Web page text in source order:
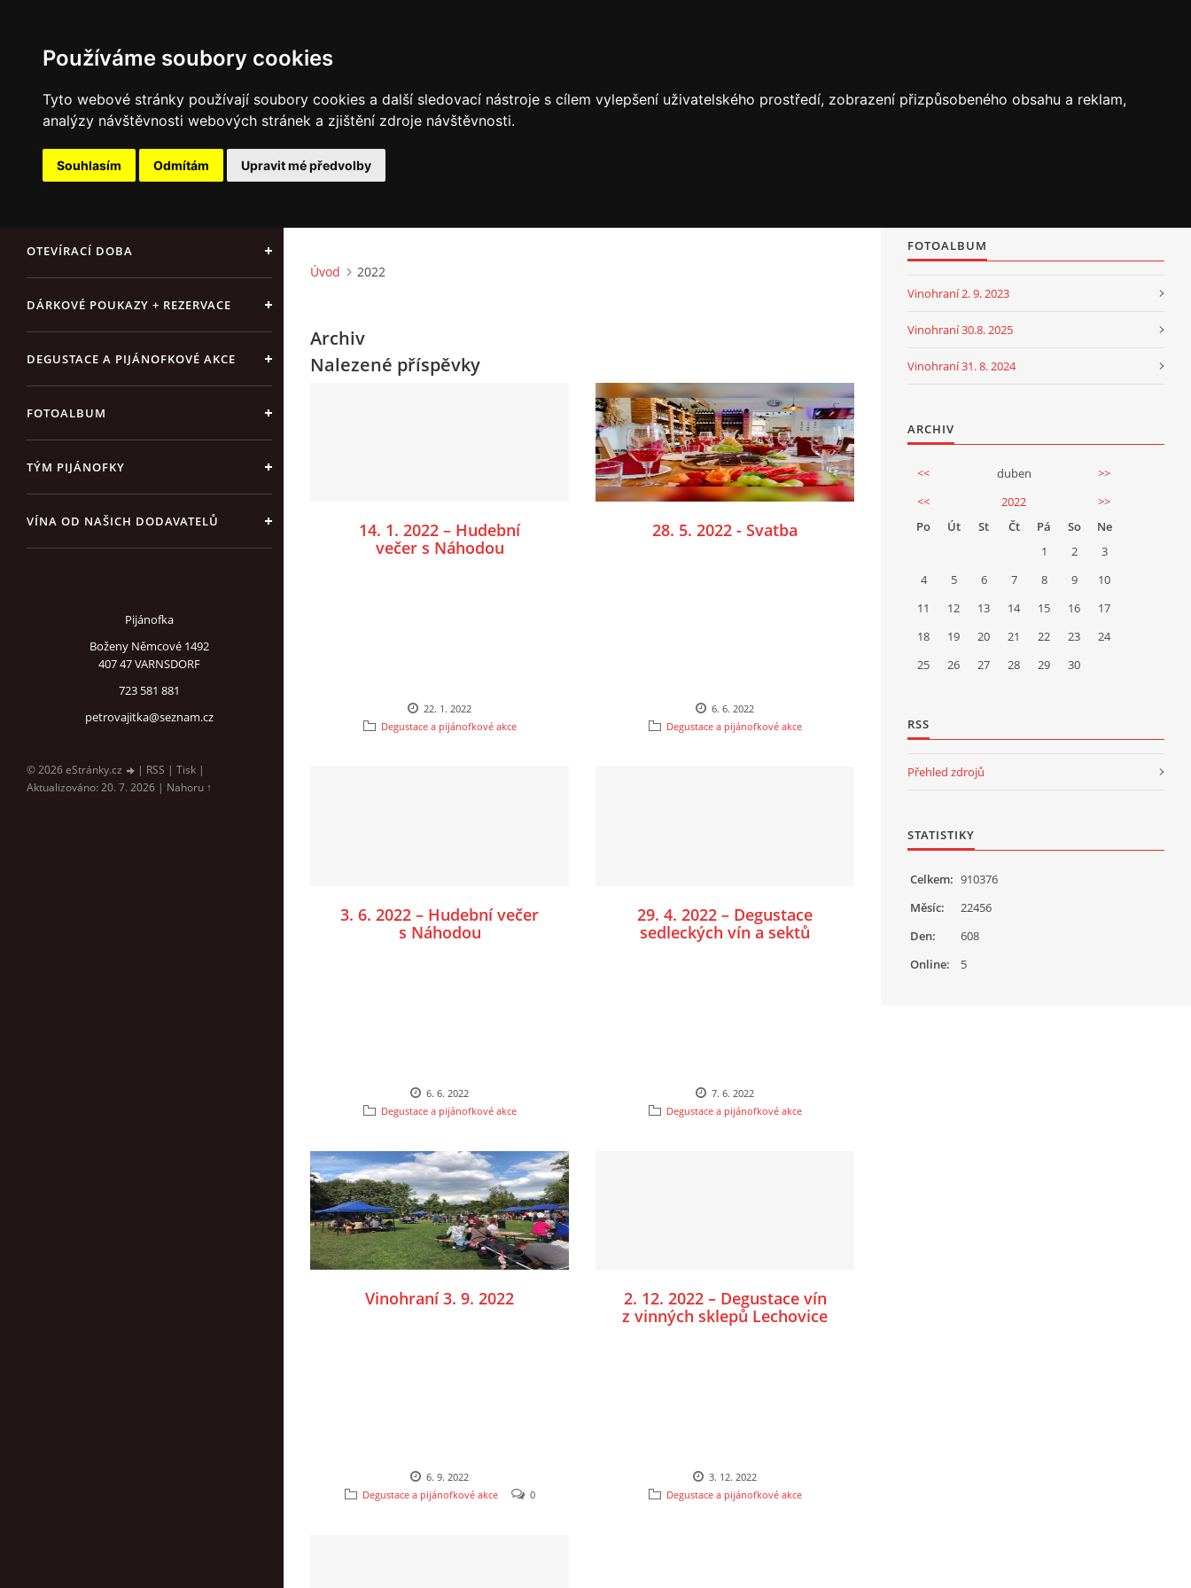
Používáme soubory cookies
Tyto webové stránky používají soubory cookies a další sledovací nástroje s cílem vylepšení uživatelského prostředí, zobrazení přizpůsobeného obsahu a reklam,
analýzy návštěvnosti webových stránek a zjištění zdroje návštěvnosti.
Souhlasím Odmítám Upravit mé předvolby
OTEVÍRACÍ DOBA
DÁRKOVÉ POUKAZY + REZERVACE
DEGUSTACE A PIJÁNOFKOVÉ AKCE
FOTOALBUM
TÝM PIJÁNOFKY
VÍNA OD NAŠICH DODAVATELŮ
Pijánofka
Boženy Němcové 1492
407 47 VARNSDORF
723 581 881
petrovajitka@seznam.cz
© 2026 eStránky.cz | RSS | Tisk |
Aktualizováno: 20. 7. 2026 | Nahoru ↑
Úvod 2022
Archiv
Nalezené příspěvky
14. 1. 2022 – Hudební
večer s Náhodou
22. 1. 2022
Degustace a pijánofkové akce
28. 5. 2022 - Svatba
6. 6. 2022
Degustace a pijánofkové akce
3. 6. 2022 – Hudební večer
s Náhodou
6. 6. 2022
Degustace a pijánofkové akce
29. 4. 2022 – Degustace
sedleckých vín a sektů
7. 6. 2022
Degustace a pijánofkové akce
Vinohraní 3. 9. 2022
6. 9. 2022
Degustace a pijánofkové akce
0
2. 12. 2022 – Degustace vín
z vinných sklepů Lechovice
3. 12. 2022
Degustace a pijánofkové akce
FOTOALBUM
Vinohraní 2. 9. 2023
Vinohraní 30.8. 2025
Vinohraní 31. 8. 2024
ARCHIV
<< duben
>>
<<
2022
>>
Po
Út St Čt Pá So
Ne
1
2
3
4
5 6 7 8 9
10
11
12 13 14 15 16
17
18
19 20 21 22 23
24
25
26 27 28 29 30
RSS
Přehled zdrojů
STATISTIKY
Online: 5
Celkem: 910376
Měsíc:
22456
Den:
608